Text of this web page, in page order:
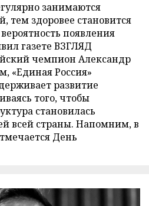
занимаются
тем здоровее становится
появления
газете ВЗГЛЯД
чемпион Александр
«Единая Россия»
развитие
того, чтобы
становилась
всей страны. Напомним, в
День